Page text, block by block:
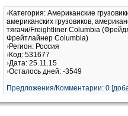
Категория: Американские
американских грузовиков,
тягачи/Freightliner Columbia
Фрейтлайнер Columbia)
Регион: Россия
Код: 531677
Дата: 25.11.15
Осталось дней: -3549
Предложения/Комментарии: 0